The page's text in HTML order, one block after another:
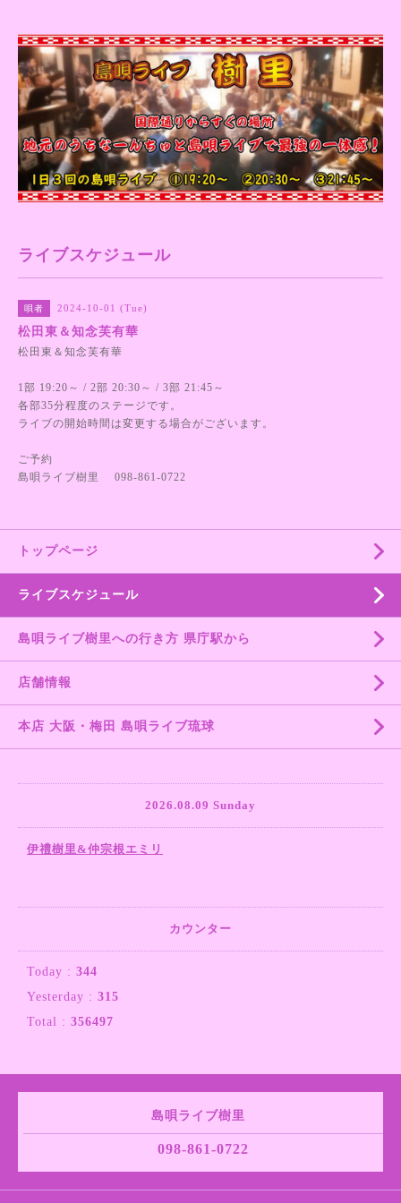
ライブスケジュール
唄者 2024-10-01 (Tue)
松田東＆知念芙有華
松田東＆知念芙有華
1部 19:20～ / 2部 20:30～ / 3部 21:45～
各部35分程度のステージです。
ライブの開始時間は変更する場合がございます。
ご予約
島唄ライブ樹里 098-861-0722
トップページ
ライブスケジュール
島唄ライブ樹里への行き方 県庁駅から
店舗情報
本店 大阪・梅田 島唄ライブ琉球
2026.08.09 Sunday
伊禮樹里&仲宗根エミリ
カウンター
Today : 344
Yesterday : 315
Total : 356497
島唄ライブ樹里
098-861-0722